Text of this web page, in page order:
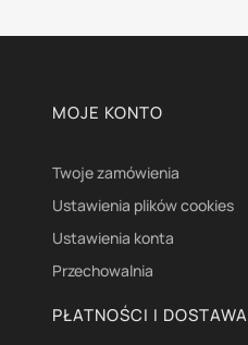
Linki w stopce
MOJE KONTO
Twoje zamówienia
Ustawienia plików cookies
Ustawienia konta
Przechowalnia
PŁATNOŚCI I DOSTAWA